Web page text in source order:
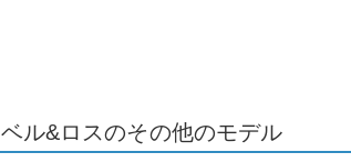
ベル&ロスのその他のモデル